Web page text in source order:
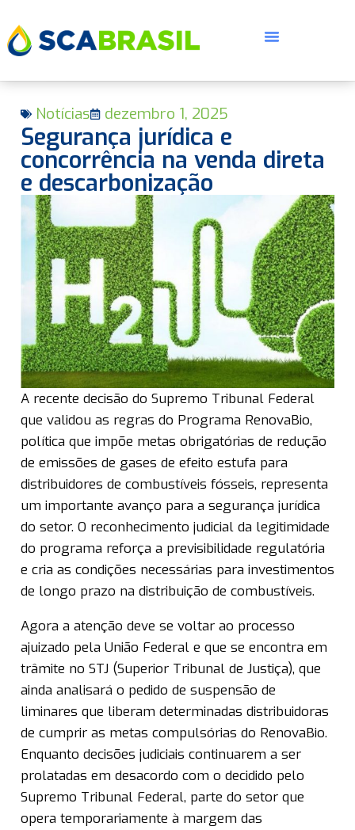
Notícias dezembro 1, 2025
Segurança jurídica e
concorrência na venda direta
e descarbonização
A recente decisão do Supremo Tribunal Federal
que validou as regras do Programa RenovaBio,
política que impõe metas obrigatórias de redução
de emissões de gases de efeito estufa para
distribuidores de combustíveis fósseis, representa
um importante avanço para a segurança jurídica
do setor. O reconhecimento judicial da legitimidade
do programa reforça a previsibilidade regulatória
e cria as condições necessárias para investimentos
de longo prazo na distribuição de combustíveis.
Agora a atenção deve se voltar ao processo
ajuizado pela União Federal e que se encontra em
trâmite no STJ (Superior Tribunal de Justiça), que
ainda analisará o pedido de suspensão de
liminares que liberam determinadas distribuidoras
de cumprir as metas compulsórias do RenovaBio.
Enquanto decisões judiciais continuarem a ser
prolatadas em desacordo com o decidido pelo
Supremo Tribunal Federal, parte do setor que
opera temporariamente à margem das